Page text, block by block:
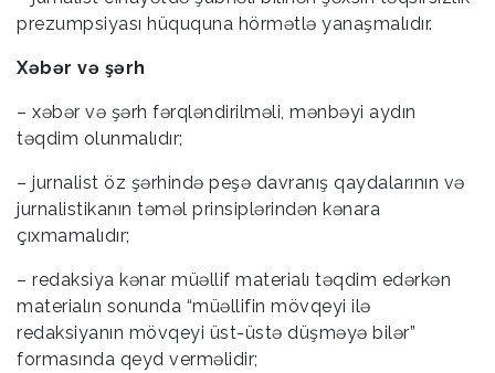
prezumpsiyası hüququna hörmətlə yanaşmalıdır.
Xəbər və şərh
– xəbər və şərh fərqləndirilməli, mənbəyi aydın
təqdim olunmalıdır;
– jurnalist öz şərhində peşə davranış qaydalarının və
jurnalistikanın təməl prinsiplərindən kənara
çıxmamalıdır;
– redaksiya kənar müəllif materialı təqdim edərkən
materialın sonunda “müəllifin mövqeyi ilə
redaksiyanın mövqeyi üst-üstə düşməyə bilər”
formasında qeyd verməlidir;